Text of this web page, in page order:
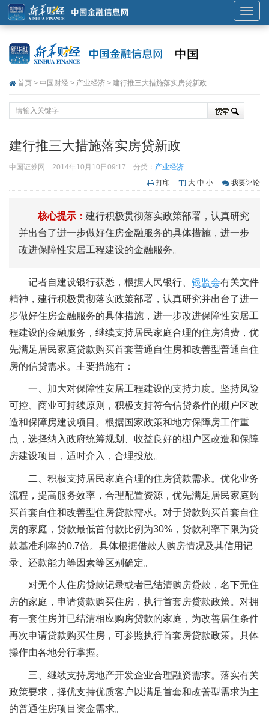
展
开
中国
首页 > 中国财经 > 产业经济 > 建行推三大措施落实房贷新政
建行推三大措施落实房贷新政
中国证券网 2014年10月10日09:17 分类： 产业经济
打印
大 中 小 我要评论
核心提示： 建行积极贯彻落实政策部署，认真研究
并出台了进一步做好住房金融服务的具体措施，进一步
改进保障性安居工程建设的金融服务。
记者自建设银行获悉，根据人民银行、 银监会有关文件
精神，建行积极贯彻落实政策部署，认真研究并出台了进一
步做好住房金融服务的具体措施，进一步改进保障性安居工
程建设的金融服务，继续支持居民家庭合理的住房消费，优
先满足居民家庭贷款购买首套普通自住房和改善型普通自住
房的信贷需求。主要措施有：
一、加大对保障性安居工程建设的支持力度。坚持风险
可控、商业可持续原则，积极支持符合信贷条件的棚户区改
造和保障房建设项目。根据国家政策和地方保障房工作重
点，选择纳入政府统筹规划、收益良好的棚户区改造和保障
房建设项目，适时介入，合理投放。
二、积极支持居民家庭合理的住房贷款需求。优化业务
流程，提高服务效率，合理配置资源，优先满足居民家庭购
买首套自住和改善型住房贷款需求。对于贷款购买首套自住
房的家庭，贷款最低首付款比例为30%，贷款利率下限为贷
款基准利率的0.7倍。具体根据借款人购房情况及其信用记
录、还款能力等因素等区别确定。
对无个人住房贷款记录或者已结清购房贷款，名下无住
房的家庭，申请贷款购买住房，执行首套房贷款政策。对拥
有一套住房并已结清相应购房贷款的家庭，为改善居住条件
再次申请贷款购买住房，可参照执行首套房贷款政策。具体
操作由各地分行掌握。
三、继续支持房地产开发企业合理融资需求。落实有关
政策要求，择优支持优质客户以满足首套和改善型需求为主
的普通住房项目资金需求。